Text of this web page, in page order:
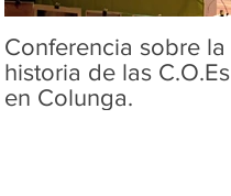
Conferencia sobre la
historia de las C.O.Es
en Colunga.